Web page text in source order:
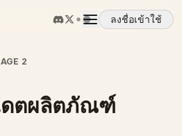
ลงชื่อเข้าใช้
2
ดตผลิตภัณฑ์